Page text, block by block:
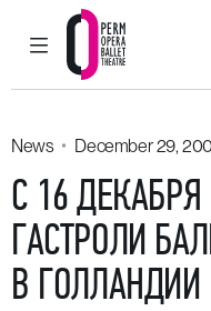
MAIN MENU
Perm
News December 29,
C 16
ГАСТРОЛИ
В ГОЛЛАНДИИ